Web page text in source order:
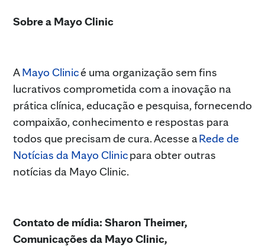
Sobre a Mayo Clinic
AMayo Clinicé uma organização sem fins
lucrativos comprometida com a inovação na
prática clínica, educação e pesquisa, fornecendo
compaixão, conhecimento e respostas para
todos que precisam de cura. Acesse aRede de
Notícias da Mayo Clinicpara obter outras
notícias da Mayo Clinic.
Contato de mídia: Sharon Theimer,
Comunicações da Mayo Clinic,